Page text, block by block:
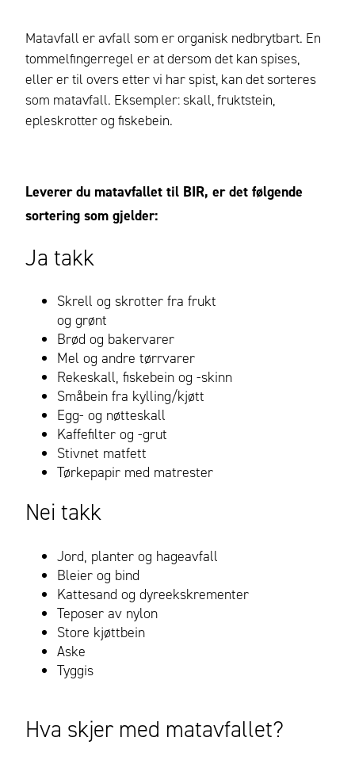
Matavfall er avfall som er organisk nedbrytbart. En
tommelfingerregel er at dersom det kan spises,
eller er til overs etter vi har spist, kan det sorteres
som matavfall. Eksempler: skall, fruktstein,
epleskrotter og fiskebein.
Leverer du matavfallet til BIR, er det følgende
sortering som gjelder:
Ja takk
Skrell og skrotter fra frukt
og grønt
Brød og bakervarer
Mel og andre tørrvarer
Rekeskall, fiskebein og -skinn
Småbein fra kylling/kjøtt
Egg- og nøtteskall
Kaffefilter og -grut
Stivnet matfett
Tørkepapir med matrester
Nei takk
Jord, planter og hageavfall
Bleier og bind
Kattesand og dyreekskrementer
Teposer av nylon
Store kjøttbein
Aske
Tyggis
Hva skjer med matavfallet?